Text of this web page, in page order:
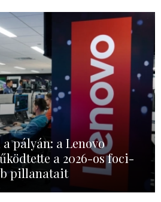
pályán: a Lenovo
a 2026-os foci-
pillanatait